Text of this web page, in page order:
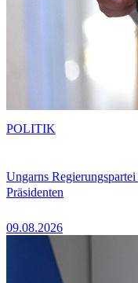
Ungarns
Präsidenten
09.08.2026
POLITIK